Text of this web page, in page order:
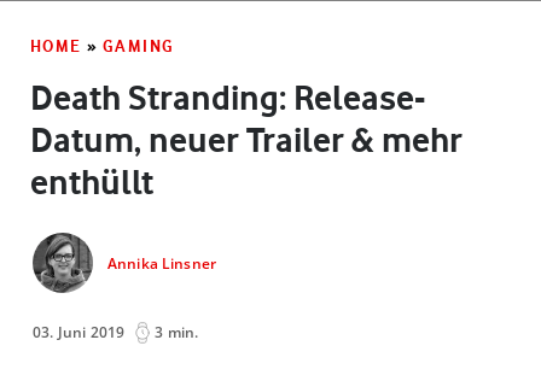
HOME » GAMING
Death Stranding: Release-
Datum, neuer Trailer & mehr
enthüllt
Annika Linsner
03. Juni 2019 3 min.